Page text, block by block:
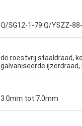
Q/SG12-1-79 Q/YSZZ-
de roestvrij staaldraad,
galvaniseerde ijzerdraad,
3.0mm tot 7.0mm